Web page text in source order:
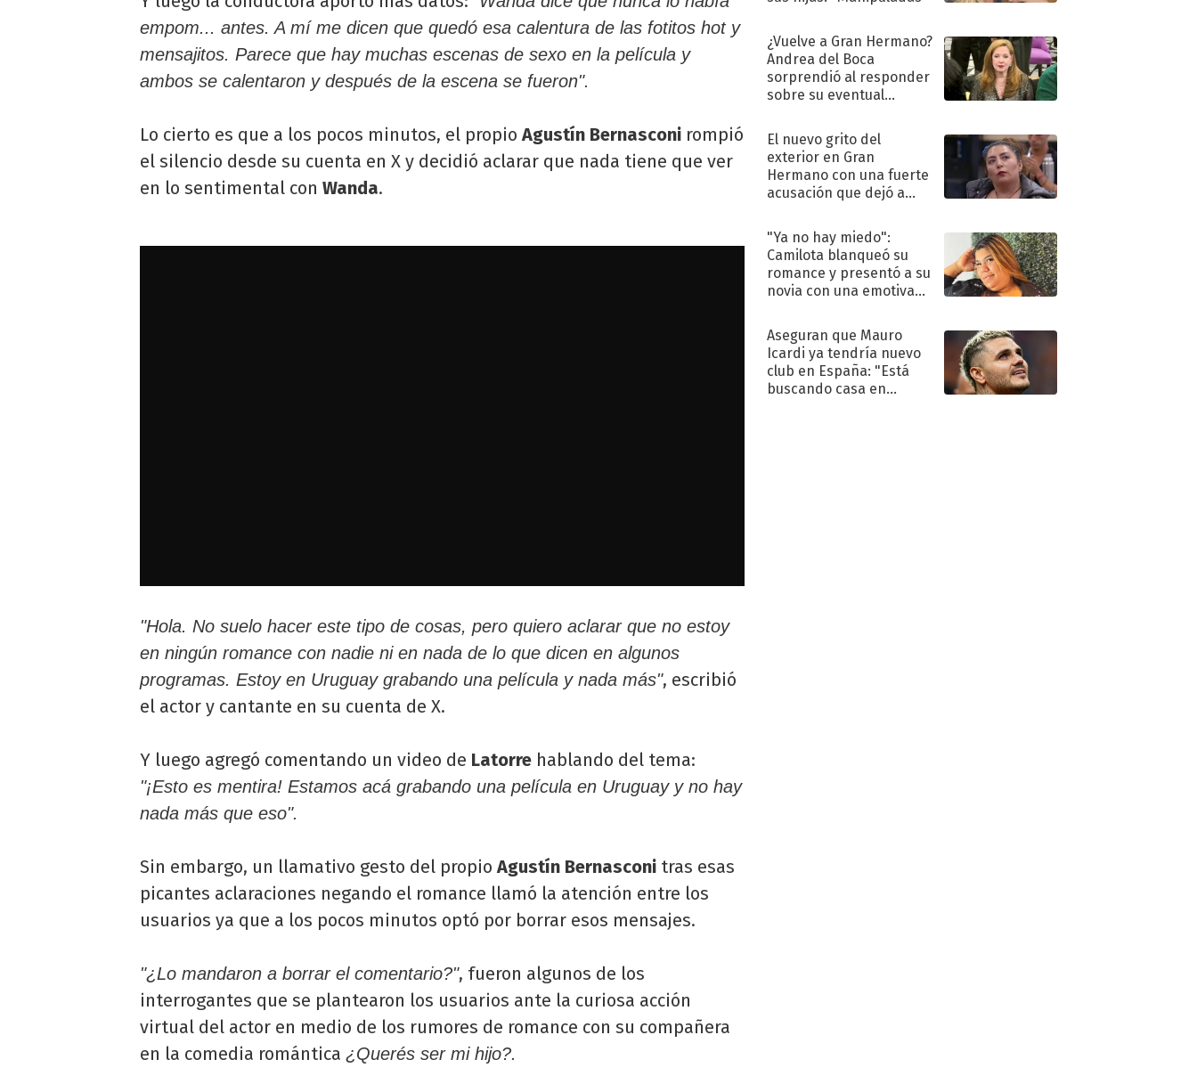
empom... antes. A mí me dicen que quedó esa calentura de las fotitos hot y
mensajitos. Parece que hay muchas escenas de sexo en la película y
ambos se calentaron y después de la escena se fueron".
Lo cierto es que a los pocos minutos, el propioAgustín Bernasconi rompió
el silencio desde su cuenta en X y decidió aclarar que nada tiene que ver
en lo sentimental con Wanda.
"Hola. No suelo hacer este tipo de cosas, pero quiero aclarar que no estoy
en ningún romance con nadie ni en nada de lo que dicen en algunos
programas. Estoy en Uruguay grabando una película y nada más", escribió
el actor y cantante en su cuenta de X.
Y luego agregó comentando un video de Latorre hablando del tema:
"¡Esto es mentira! Estamos acá grabando una película en Uruguay y no hay
nada más que eso".
Sin embargo, un llamativo gesto del propioAgustín Bernasconi tras esas
picantes aclaraciones negando el romance llamó la atención entre los
usuarios ya que a los pocos minutos optó por borrar esos mensajes.
"¿Lo mandaron a borrar el comentario?", fueron algunos de los
interrogantes que se plantearon los usuarios ante la curiosa acción
virtual del actor en medio de los rumores de romance con su compañera
en la comedia romántica ¿Querés ser mi hijo?.
¿Vuelve a Gran Hermano?
Andrea del Boca
sorprendió al responder
sobre su eventual
El nuevo grito del
exterior en Gran
Hermano con una fuerte
acusación que dejó a
"Traidora"
"Ya no hay miedo":
Camilota blanqueó su
romance y presentó a su
novia con una emotiva
Aseguran que Mauro
Icardi ya tendría nuevo
club en España: "Está
buscando casa en